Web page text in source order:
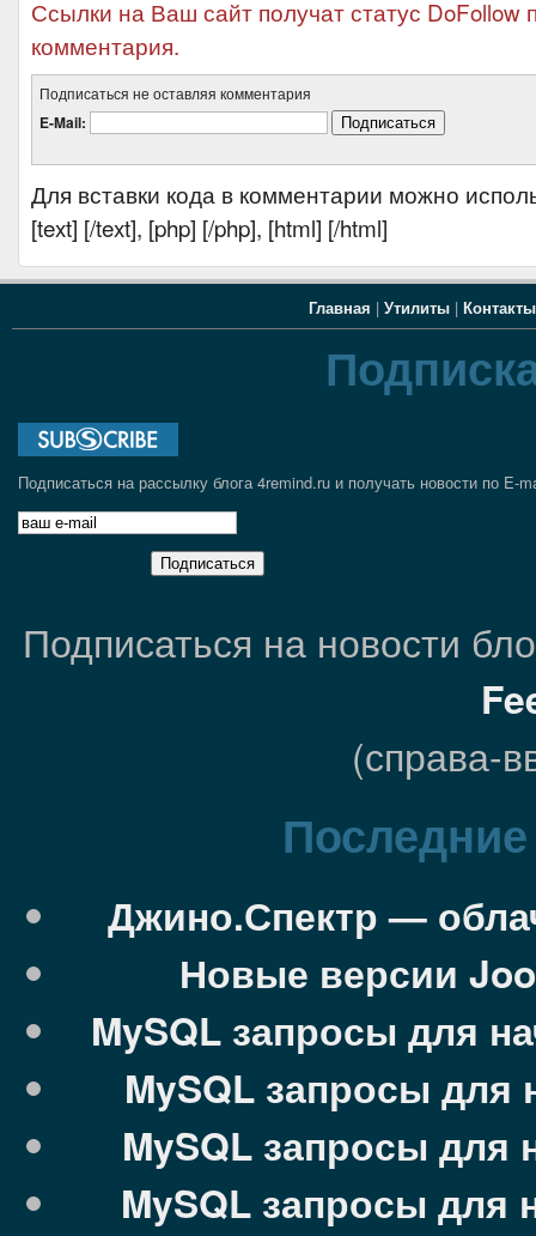
Ссылки на Ваш сайт получат статус DoFollow
комментария.
Подписаться не оставляя комментария
E-Mail:
Для вставки кода в комментарии можно
[text] [/text], [php] [/php], [html] [/html]
Главная | Утилиты | Контакты
Подписаться на рассылку блога 4remind.ru и получать новости по E-
Подписаться на новости
(справа-
Джино.Спектр —
Новые версии
MySQL запросы для
MySQL запросы
MySQL запросы
MySQL запросы